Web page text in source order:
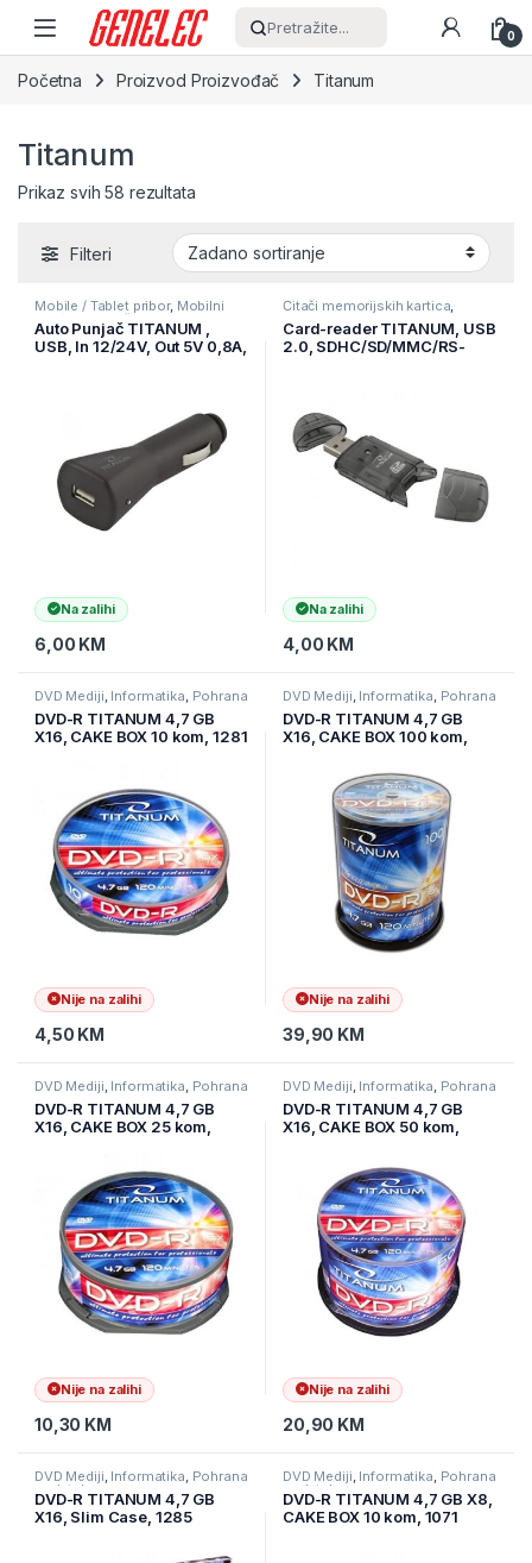
Skip to navigation
Skip to content
Pretražite... 0
Početna Proizvod Proizvođač Titanum
Titanum
Prikaz svih 58 rezultata
Filteri
Mobile / Tablet pribor, Mobilni
Punjači
Auto Punjač TITANUM ,
USB, In 12/24V, Out 5V 0,8A,
Na zalihi
6,00 KM
Čitači memorijskih kartica,
Pohrana podataka
Card-reader TITANUM, USB
2.0, SDHC/SD/MMC/RS-
Na zalihi
4,00 KM
DVD Mediji, Informatika, Pohrana
DVD-R TITANUM 4,7 GB
X16, CAKE BOX 10 kom, 1281
Nije na zalihi
4,50 KM
DVD Mediji, Informatika, Pohrana
DVD-R TITANUM 4,7 GB
X16, CAKE BOX 100 kom,
Nije na zalihi
39,90 KM
DVD Mediji, Informatika, Pohrana
DVD-R TITANUM 4,7 GB
X16, CAKE BOX 25 kom,
Nije na zalihi
10,30 KM
DVD Mediji, Informatika, Pohrana
DVD-R TITANUM 4,7 GB
X16, CAKE BOX 50 kom,
Nije na zalihi
20,90 KM
DVD Mediji, Informatika, Pohrana
podataka
DVD-R TITANUM 4,7 GB
X16, Slim Case, 1285
DVD Mediji, Informatika, Pohrana
podataka
DVD-R TITANUM 4,7 GB X8,
CAKE BOX 10 kom, 1071